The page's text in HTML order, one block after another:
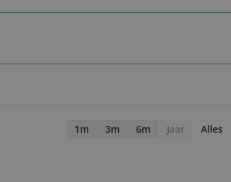
1m 3m 6m Jaar Alles